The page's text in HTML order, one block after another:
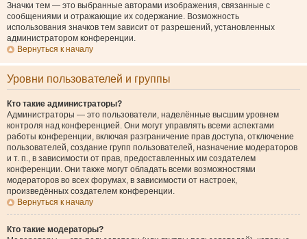
Значки тем — это выбранные авторами изображения, связанные с
сообщениями и отражающие их содержание. Возможность
использования значков тем зависит от разрешений, установленных
администратором конференции.
Вернуться к началу
Уровни пользователей и группы
Кто такие администраторы?
Администраторы — это пользователи, наделённые высшим уровнем
контроля над конференцией. Они могут управлять всеми аспектами
работы конференции, включая разграничение прав доступа, отключение
пользователей, создание групп пользователей, назначение модераторов
и т. п., в зависимости от прав, предоставленных им создателем
конференции. Они также могут обладать всеми возможностями
модераторов во всех форумах, в зависимости от настроек,
произведённых создателем конференции.
Вернуться к началу
Кто такие модераторы?